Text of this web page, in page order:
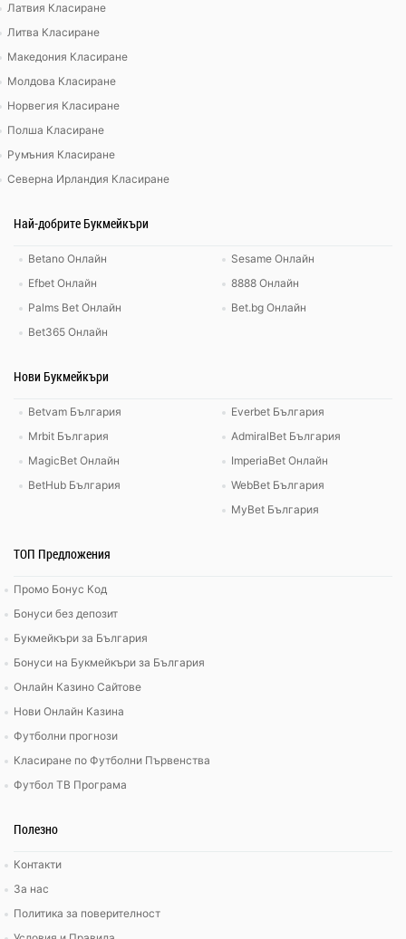
Латвия Класиране
Литва Класиране
Македония Класиране
Молдова Класиране
Норвегия Класиране
Полша Класиране
Румъния Класиране
Северна Ирландия Класиране
Най-добрите Букмейкъри
Betano Онлайн
Efbet Онлайн
Palms Bet Онлайн
Bet365 Онлайн
Sesame Онлайн
8888 Онлайн
Bet.bg Онлайн
Нови Букмейкъри
Betvam България
Mrbit България
MagicBet Онлайн
BetHub България
Everbet България
AdmiralBet България
ImperiaBet Онлайн
WebBet България
MyBet България
ТОП Предложения
Промо Бонус Код
Бонуси без депозит
Букмейкъри за България
Бонуси на Букмейкъри за България
Онлайн Казино Сайтове
Нови Онлайн Казина
Футболни прогнози
Класиране по Футболни Първенства
Футбол ТВ Програма
Полезно
Контакти
За нас
Политика за поверителност